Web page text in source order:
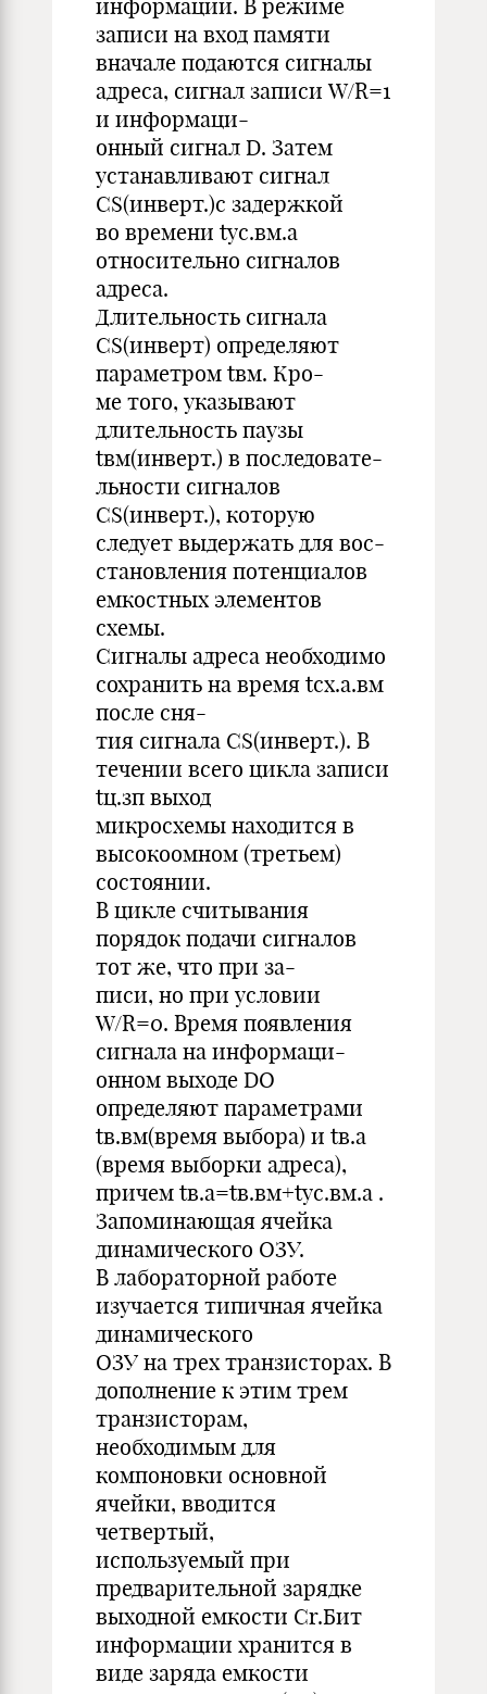
информации. В режиме
записи на вход памяти
вначале подаются сигналы
адреса, сигнал записи W/R=1
и информаци-
онный сигнал D. Затем
устанавливают сигнал
CS(инверт.)с задержкой
во времени tус.вм.а
относительно сигналов
адреса.
Длительность сигнала
CS(инверт) определяют
параметром tвм. Кро-
ме того, указывают
длительность паузы
tвм(инверт.) в последовате-
льности сигналов
CS(инверт.), которую
следует выдержать для вос-
становления потенциалов
емкостных элементов
схемы.
Сигналы адреса необходимо
сохранить на время tсх.а.вм
после сня-
тия сигнала CS(инверт.). В
течении всего цикла записи
tц.зп выход
микросхемы находится в
высокоомном (третьем)
состоянии.
В цикле считывания
порядок подачи сигналов
тот же, что при за-
писи, но при условии
W/R=0. Время появления
сигнала на информаци-
онном выходе DO
определяют параметрами
tв.вм(время выбора) и tв.а
(время выборки адреса),
причем tв.а=tв.вм+tус.вм.а .
Запоминающая ячейка
динамического ОЗУ.
В лабораторной работе
изучается типичная ячейка
динамического
ОЗУ на трех транзисторах. В
дополнение к этим трем
транзисторам,
необходимым для
компоновки основной
ячейки, вводится
четвертый,
используемый при
предварительной зарядке
выходной емкости Cr.Бит
информации хранится в
виде заряда емкости